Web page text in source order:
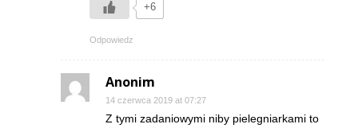
+6
Odpowiedz
Anonim
14 czerwca 2019 at 07:27
Z tymi zadaniowymi niby pielegniarkami to